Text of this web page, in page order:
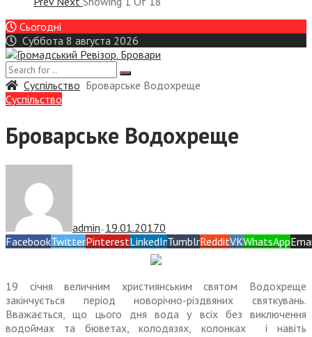
Сьогодні
Суббота 8 августа 2026
Суспiльство Броварське Водохреще
Суспiльство
Броварське Водохреще
admin — 19.01.20170
FacebookTwitterPinterestLinkedInTumblrRedditVKWhatsApp
19 січня величним християнським святом Водохреще
закінчується період новорічно-різдвяних святкувань.
Вважається, що цього дня вода у всіх без виключення
водоймах та бюветах, колодязях, колонках і навіть